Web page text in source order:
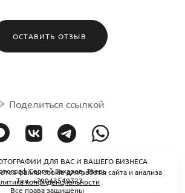
ОСТАВИТЬ ОТЗЫВ
Поделиться ссылкой
ДЛЯ ВАС И ВАШЕГО БИЗНЕСА
Сергей Захаров. Тверь
Тел. +79043549723
Все права защищены
файлы cookie для работы сайта и анализа
конфиденциальности